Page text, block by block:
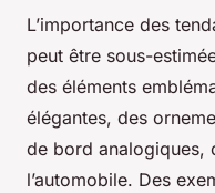
L’importance des
peut être sous-
des éléments
élégantes, des
de bord analogiques,
l’automobile. Des